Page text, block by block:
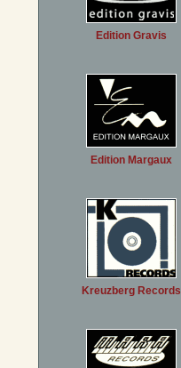
Edition Gravis
Edition Margaux
Kreuzberg Records